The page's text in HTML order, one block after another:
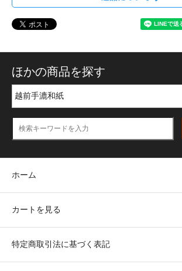
ほかの商品を探す
ホーム
カートを見る
特定商取引法に基づく表記